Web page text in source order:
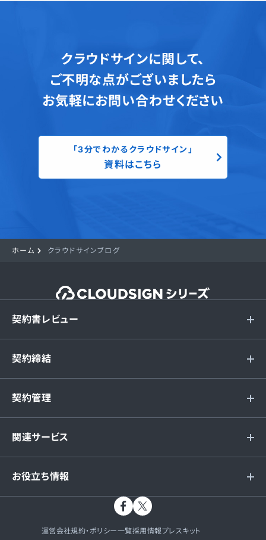
クラウドサインに関して、
ご不明な点がございましたら
お気軽にお問い合わせください
「3分でわかるクラウドサイン」
資料はこちら
ホーム クラウドサインブログ
契約書レビュー
契約締結
契約管理
関連サービス
お役立ち情報
運営会社規約・ポリシー一覧採用情報プレスキット